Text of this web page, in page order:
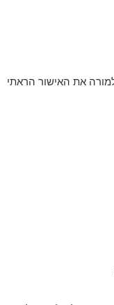
את האישור הראתי